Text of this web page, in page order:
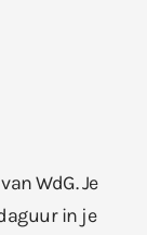
WdG. Je
in je